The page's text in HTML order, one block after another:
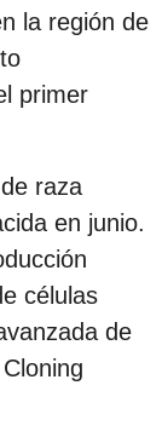
la región de
primer
raza
en junio.
células
de